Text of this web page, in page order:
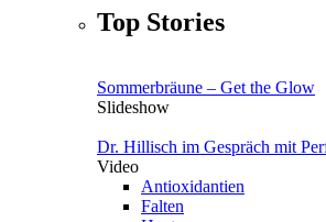
Top Stories
Sommerbräune – Get the Glow
Slideshow
Dr. Hillisch im Gespräch mit
Video
Antioxidantien
Falten